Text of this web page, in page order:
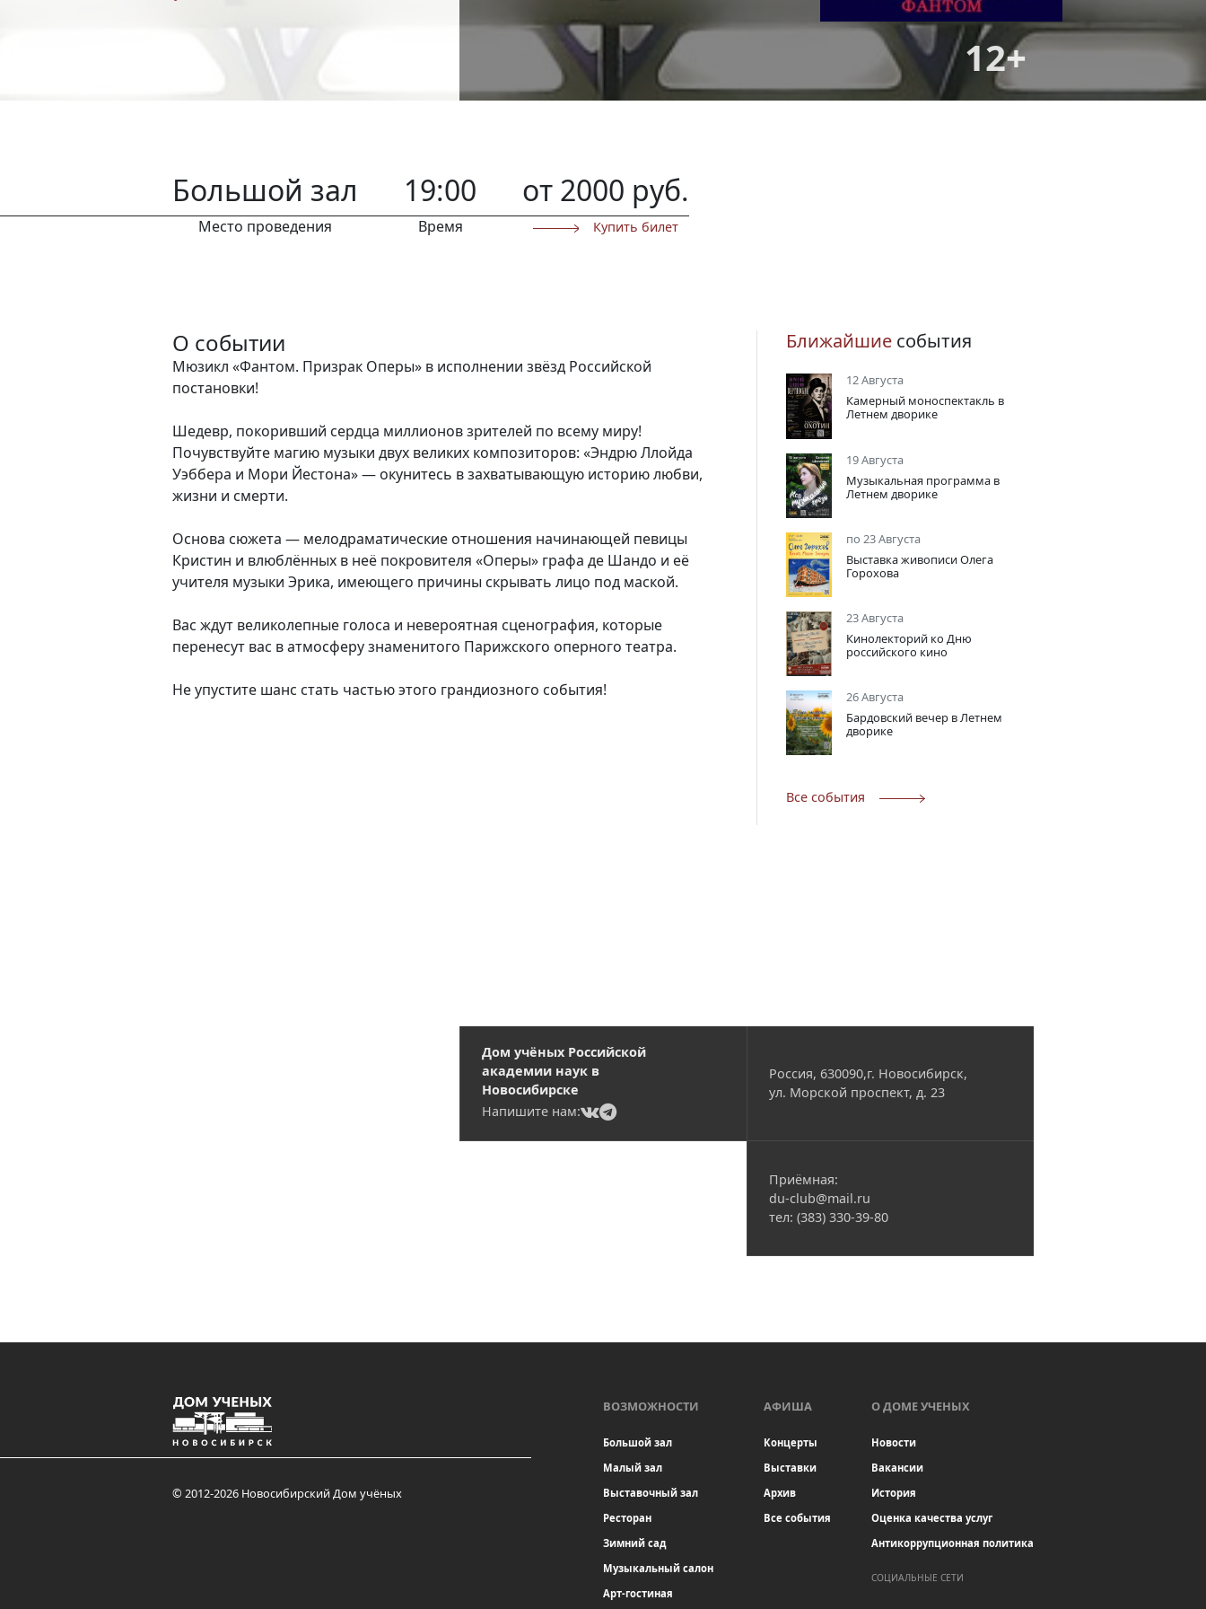
Новости
Наука
О Доме учёных
Виртуальный тур
12+
Большой зал
Место проведения
19:00
Время
от 2000 руб.
Купить билет
О событии
Мюзикл «Фантом. Призрак Оперы» в исполнении звёзд Российской
постановки!
Шедевр, покоривший сердца миллионов зрителей по всему миру!
Почувствуйте магию музыки двух великих композиторов: «Эндрю Ллойда
Уэббера и Мори Йестона» — окунитесь в захватывающую историю любви,
жизни и смерти.
Основа сюжета — мелодраматические отношения начинающей певицы
Кристин и влюблённых в неё покровителя «Оперы» графа де Шандо и её
учителя музыки Эрика, имеющего причины скрывать лицо под маской.
Вас ждут великолепные голоса и невероятная сценография, которые
перенесут вас в атмосферу знаменитого Парижского оперного театра.
Не упустите шанс стать частью этого грандиозного события!
Ближайшие события
12 Августа
Камерный моноспектакль в
Летнем дворике
19 Августа
Музыкальная программа в
Летнем дворике
по 23 Августа
Выставка живописи Олега
Горохова
23 Августа
Кинолекторий ко Дню
российского кино
26 Августа
Бардовский вечер в Летнем
дворике
Все события
Дом учёных Российской
академии наук в
Новосибирске
Напишите нам:
(current)
(current)
Россия, 630090,г. Новосибирск,
ул. Морской проспект, д. 23
Приёмная:
du-club@mail.ru
тел: (383) 330-39-80
© 2012-2026 Новосибирский Дом учёных
ВОЗМОЖНОСТИ
Большой зал
Малый зал
Выставочный зал
Ресторан
Зимний сад
Музыкальный салон
Арт-гостиная
АФИША
Концерты
Выставки
Архив
Все события
О ДОМЕ УЧЕНЫХ
Новости
Вакансии
История
Оценка качества услуг
Антикоррупционная политика
СОЦИАЛЬНЫЕ СЕТИ